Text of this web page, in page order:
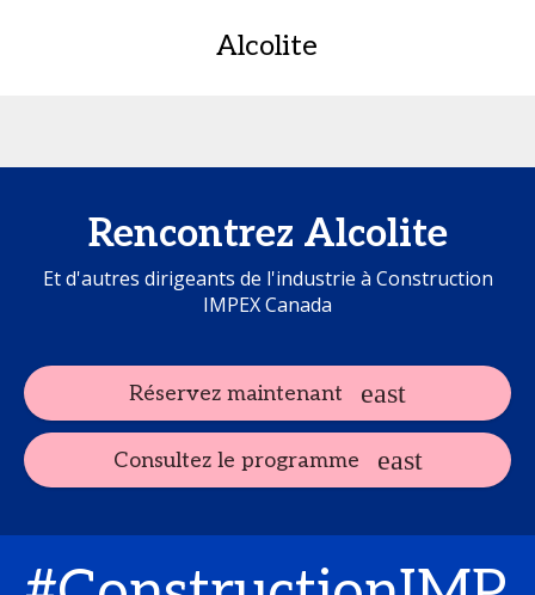
Alcolite
Rencontrez Alcolite
Et d'autres dirigeants de l'industrie à Construction
IMPEX Canada
Réservez maintenant
Consultez le programme